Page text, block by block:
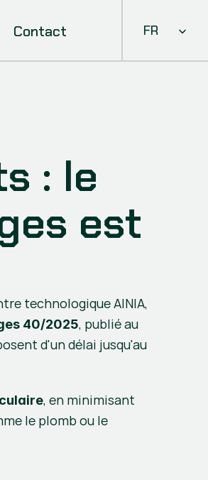
Contact Select
FR
: le
est
technologique AINIA,
40/2025
, en minimisant
le plomb ou le